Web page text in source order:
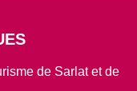
de Sarlat et de